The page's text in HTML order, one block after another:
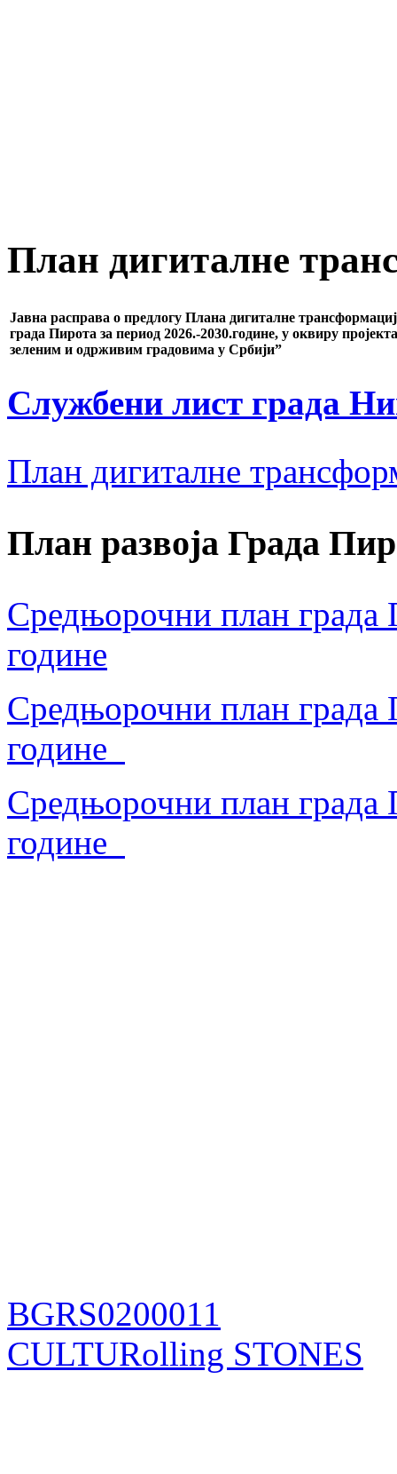
План дигиталне
Јавна расправа о предлогу Плана дигиталне
града Пирота за период 2026.-2030.године, у оквиру
зеленим и одрживим градовима у Србији”
Службени лист града
План дигиталне
План развоја Града
Средњорочни план града
године
Средњорочни план града
године
Средњорочни план града
године
BGRS0200011
CULTURolling STONES